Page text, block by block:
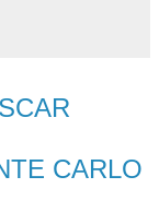
CARLO